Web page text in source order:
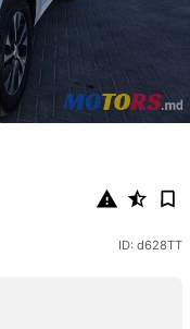
ID: d628TT